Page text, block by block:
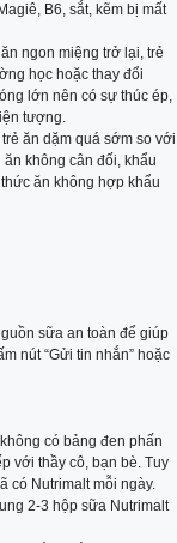
B6, sắt, kẽm bị mất
ngon miệng trở lại, trẻ
học hoặc thay đổi
lớn nên có sự thúc ép,
tượng.
ăn dặm quá sớm so với
không cân đối, khẩu
ăn không hợp khẩu
sữa an toàn để giúp
nút “Gửi tin nhắn” hoặc
có bảng đen phấn
với thầy cô, bạn bè. Tuy
có Nutrimalt mỗi ngày.
2-3 hộp sữa Nutrimalt